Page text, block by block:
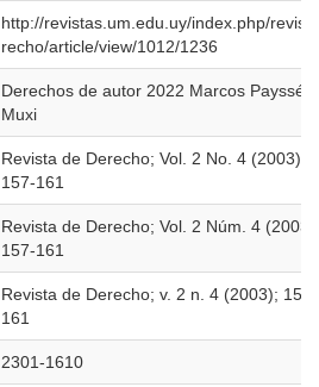
http://revistas.um.edu.uy/index.php/
recho/article/view/1012/1236
Derechos de autor 2022 Marcos Payssé
Muxi
Revista de Derecho; Vol. 2 No. 4 (2003);
157-161
Revista de Derecho; Vol. 2 Núm. 4 (2003);
157-161
Revista de Derecho; v. 2 n. 4 (2003); 157-
161
2301-1610